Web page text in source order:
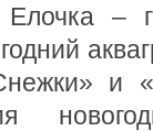
Елочка –
и